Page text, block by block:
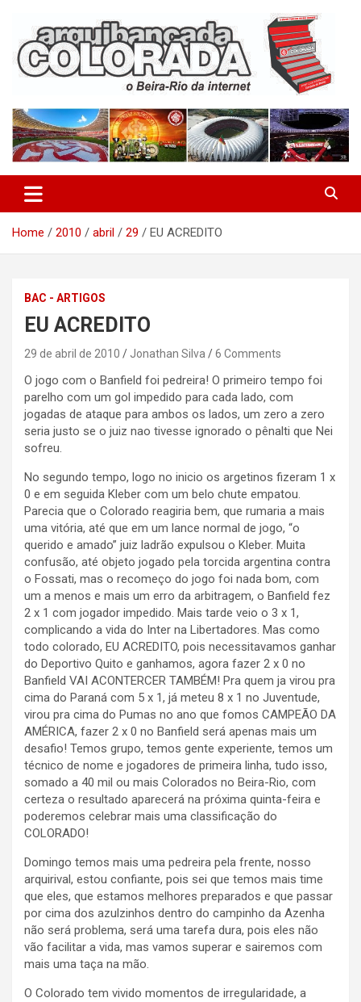
content
Arquibancada Colorada
Home 2010 abril 29 EU ACREDITO
BAC - ARTIGOS
EU ACREDITO
29 de abril de 2010 Jonathan Silva 6 Comments
O jogo com o Banfield foi pedreira! O primeiro tempo foi
parelho com um gol impedido para cada lado, com
jogadas de ataque para ambos os lados, um zero a zero
seria justo se o juiz nao tivesse ignorado o pênalti que Nei
sofreu.
No segundo tempo, logo no inicio os argetinos fizeram 1 x
0 e em seguida Kleber com um belo chute empatou.
Parecia que o Colorado reagiria bem, que rumaria a mais
uma vitória, até que em um lance normal de jogo, “o
querido e amado” juiz ladrão expulsou o Kleber. Muita
confusão, até objeto jogado pela torcida argentina contra
o Fossati, mas o recomeço do jogo foi nada bom, com
um a menos e mais um erro da arbitragem, o Banfield fez
2 x 1 com jogador impedido. Mais tarde veio o 3 x 1,
complicando a vida do Inter na Libertadores. Mas como
todo colorado, EU ACREDITO, pois necessitavamos ganhar
do Deportivo Quito e ganhamos, agora fazer 2 x 0 no
Banfield VAI ACONTERCER TAMBÉM! Pra quem ja virou pra
cima do Paraná com 5 x 1, já meteu 8 x 1 no Juventude,
virou pra cima do Pumas no ano que fomos CAMPEÃO DA
AMÉRICA, fazer 2 x 0 no Banfield será apenas mais um
desafio! Temos grupo, temos gente experiente, temos um
técnico de nome e jogadores de primeira linha, tudo isso,
somado a 40 mil ou mais Colorados no Beira-Rio, com
certeza o resultado aparecerá na próxima quinta-feira e
poderemos celebrar mais uma classificação do
COLORADO!
Domingo temos mais uma pedreira pela frente, nosso
arquirival, estou confiante, pois sei que temos mais time
que eles, que estamos melhores preparados e que passar
por cima dos azulzinhos dentro do campinho da Azenha
não será problema, será uma tarefa dura, pois eles não
vão facilitar a vida, mas vamos superar e sairemos com
mais uma taça na mão.
O Colorado tem vivido momentos de irregularidade, a